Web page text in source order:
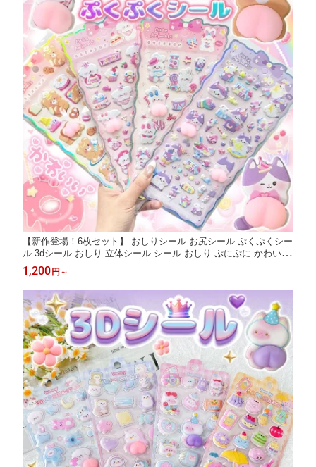
【新作登場！6枚セット】 おしりシール お尻シール ぷくぷくシー
ル 3dシール おしり 立体シール シール おしり ぷにぷに かわいい
動物 シール おはじきシール ぷっくりステッカー シール手帳 6枚
セット シール交換 手帳 贈り物 DIY ご褒美シール 子供
1,200 円 ～